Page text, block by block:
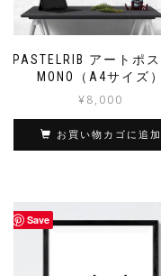
PASTELRIB アートポ
MONO（A4サイズ）
¥8,000
お買い物カゴに追加
Save